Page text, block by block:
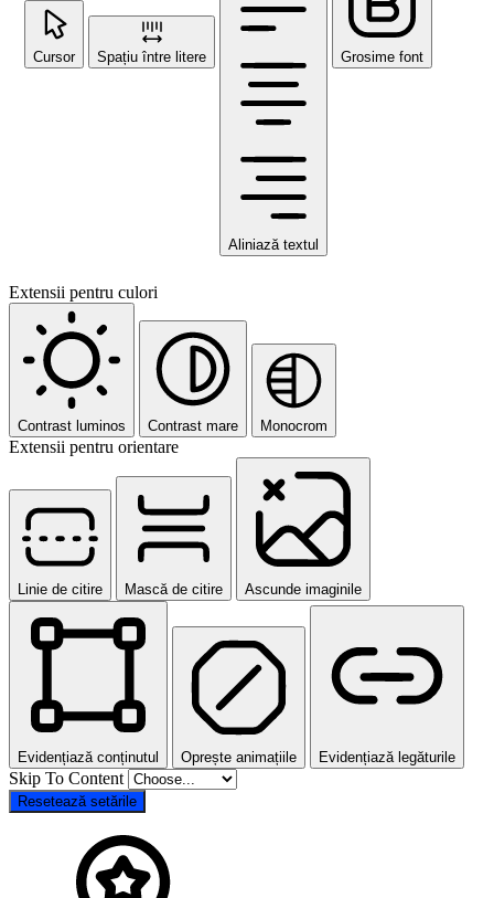
Cursor Spațiu între litere
Aliniază textul
Grosime font
Extensii pentru culori
Contrast luminos Contrast mare Monocrom
Extensii pentru orientare
Linie de citire Mască de citire Ascunde imaginile
Evidențiază conținutul Oprește animațiile Evidențiază legăturile
Skip To Content
Resetează setările